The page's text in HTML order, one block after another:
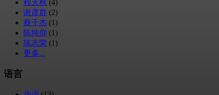
程天秋 (4)
谢彦群 (2)
蔡千杰 (1)
陈纯仰 (1)
陈志荣 (1)
更多...
语言